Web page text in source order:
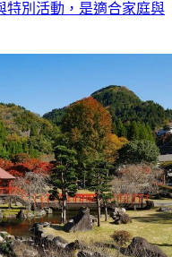
特別活動，是適合家庭與